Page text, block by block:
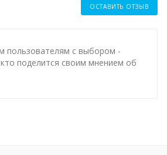
ОСТАВИТЬ ОТЗЫВ
пользователям с выбором -
поделится своим мнением об